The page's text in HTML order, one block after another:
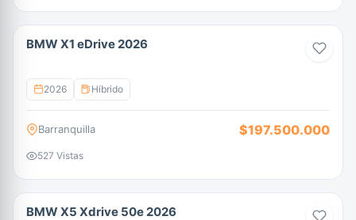
BMW X1 eDrive 2026
2026 Híbrido
Barranquilla $197.500.000
527 Vistas
BMW X5 Xdrive 50e 2026